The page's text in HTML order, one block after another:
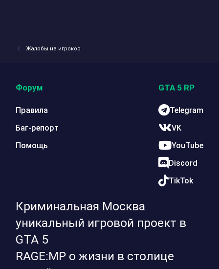
Жалобы на игроков
Криминальная Москва
уникальный игровой проект в
GTA 5
RAGE:MP о жизни в столице
Форум
Правила
Баг-репорт
Помощь
GTA 5 RP
Telegram
VK
YouTube
Discord
TikTok